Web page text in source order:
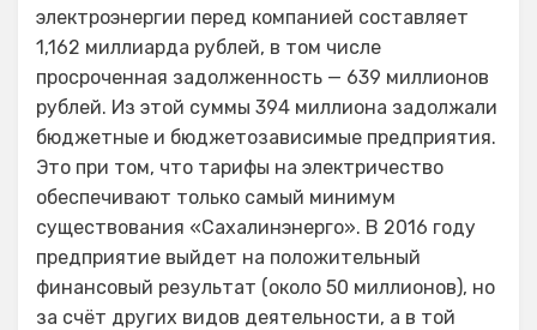
электроэнергии перед компанией составляет
1,162 миллиарда рублей, в том числе
просроченная задолженность — 639 миллионов
рублей. Из этой суммы 394 миллиона задолжали
бюджетные и бюджетозависимые предприятия.
Это при том, что тарифы на электричество
обеспечивают только самый минимум
существования «Сахалинэнерго». В 2016 году
предприятие выйдет на положительный
финансовый результат (около 50 миллионов), но
за счёт других видов деятельности, а в той